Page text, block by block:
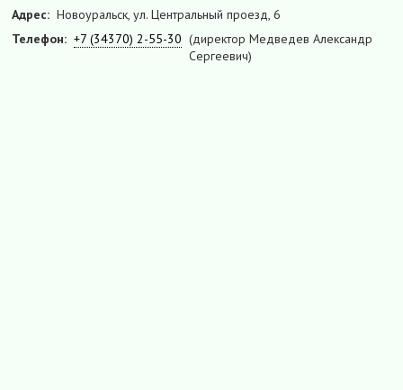
Адрес: Новоуральск, ул. Центральный проезд, 6
Телефон: +7 (34370) 2-55-30 (директор Медведев Александр
Сергеевич)